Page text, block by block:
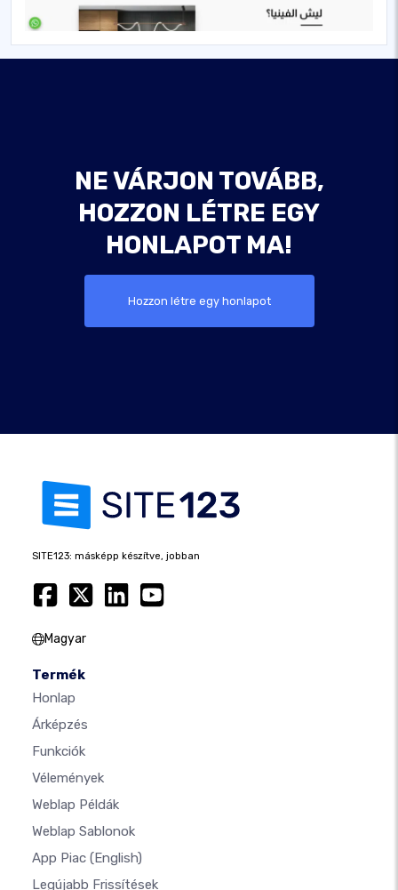
NE VÁRJON TOVÁBB,
HOZZON LÉTRE EGY
HONLAPOT MA!
Hozzon létre egy honlapot
SITE123: másképp készítve, jobban
Magyar
Termék
Honlap
Árképzés
Funkciók
Vélemények
Weblap Példák
Weblap Sablonok
App Piac (English)
Legújabb Frissítések